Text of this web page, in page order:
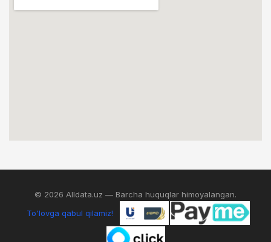
© 2026 Alldata.uz — Barcha huquqlar himoyalangan.
To'lovga qabul qilamiz!